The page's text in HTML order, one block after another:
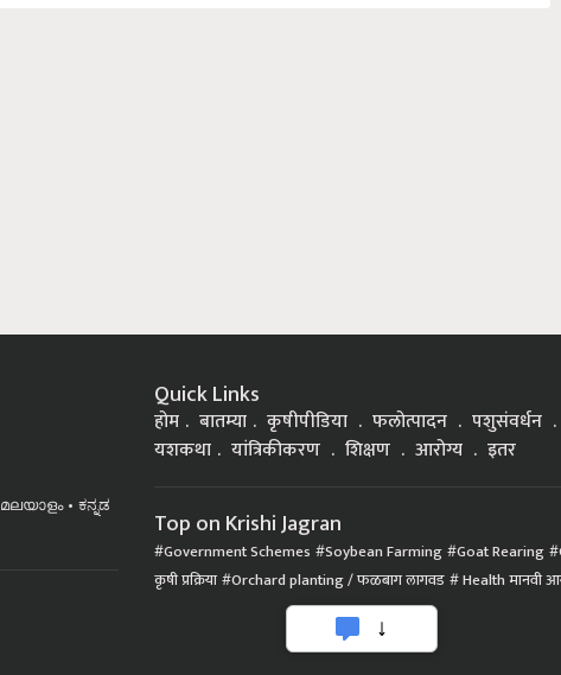
മലയാളം
ಕನ್ನಡ
Quick Links
होम बातम्या कृषीपीडिया फलोत्पादन पशुसंवर्धन
यशकथा
यांत्रिकीकरण शिक्षण आरोग्य इतर
Top on Krishi Jagran
Government Schemes Soybean Farming Goat Rearing
कृषी प्रक्रिया Orchard planting / फळबाग लागवड Health मानवी